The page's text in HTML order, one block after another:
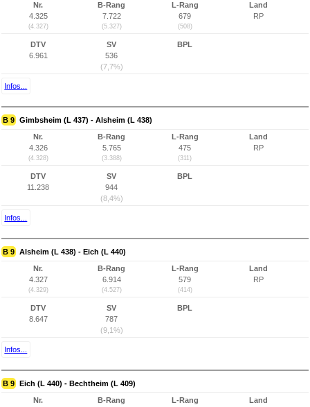
Nr.
4.325
(4.327)
B-Rang
7.722
(5.327)
L-Rang
679
(508)
Land
RP
DTV
6.961
SV
536
(7,7%)
BPL
Infos...
B 9 Gimbsheim (L 437) - Alsheim (L 438)
Nr.
4.326
(4.328)
B-Rang
5.765
(3.388)
L-Rang
475
(311)
Land
RP
DTV
11.238
SV
944
(8,4%)
BPL
Infos...
B 9 Alsheim (L 438) - Eich (L 440)
Nr.
4.327
(4.329)
B-Rang
6.914
(4.527)
L-Rang
579
(414)
Land
RP
DTV
8.647
SV
787
(9,1%)
BPL
Infos...
B 9 Eich (L 440) - Bechtheim (L 409)
Nr. B-Rang L-Rang Land